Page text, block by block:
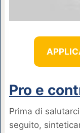
Pro e
Prima di
seguito,